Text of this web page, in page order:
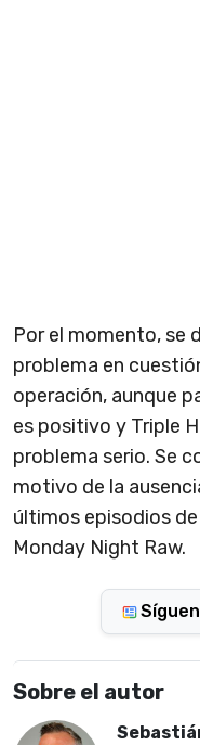
Por el momento, se
problema en
operación, aunque
es positivo y Triple
problema serio. Se
motivo de la
últimos episodios
Monday Night Raw.
Sobre el autor